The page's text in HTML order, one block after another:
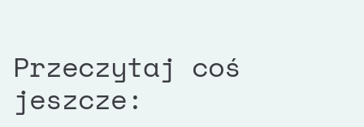
Przeczytaj coś
jeszcze: